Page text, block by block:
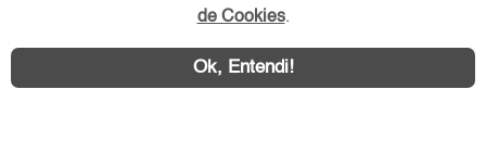
de Cookies.
Ok, Entendi!